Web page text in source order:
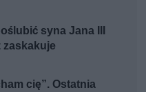
syna Jana III
cię”. Ostatnia